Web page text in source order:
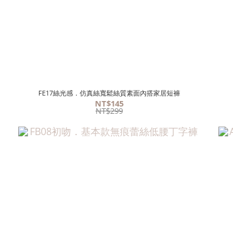
FE17絲光感．仿真絲寬鬆絲質素面內搭家居短褲
NT$145
NT$299